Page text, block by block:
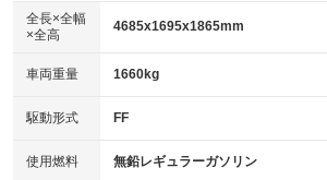
：装備なし
パワーウィンドウ
アイドリングストップ
：装備あり
USB入力端子
：装備なし
100V電源
：装備なし
：装備あり
革シート
キーレス
HID(キセノンライト)
：装備なし
バックカメラ
：装備あり
全長×全幅
×全高
4685x1695x1865mm
車両重量 1660kg
駆動形式 FF
使用燃料 無鉛レギュラーガソリン